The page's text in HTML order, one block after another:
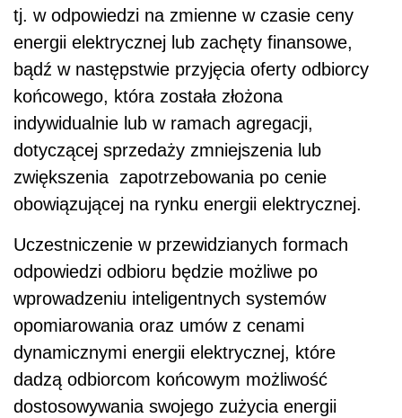
tj. w odpowiedzi na zmienne w czasie ceny
energii elektrycznej lub zachęty finansowe,
bądź w następstwie przyjęcia oferty odbiorcy
końcowego, która została złożona
indywidualnie lub w ramach agregacji,
dotyczącej sprzedaży zmniejszenia lub
zwiększenia zapotrzebowania po cenie
obowiązującej na rynku energii elektrycznej.
Uczestniczenie w przewidzianych formach
odpowiedzi odbioru będzie możliwe po
wprowadzeniu inteligentnych systemów
opomiarowania oraz umów z cenami
dynamicznymi energii elektrycznej, które
dadzą odbiorcom końcowym możliwość
dostosowywania swojego zużycia energii